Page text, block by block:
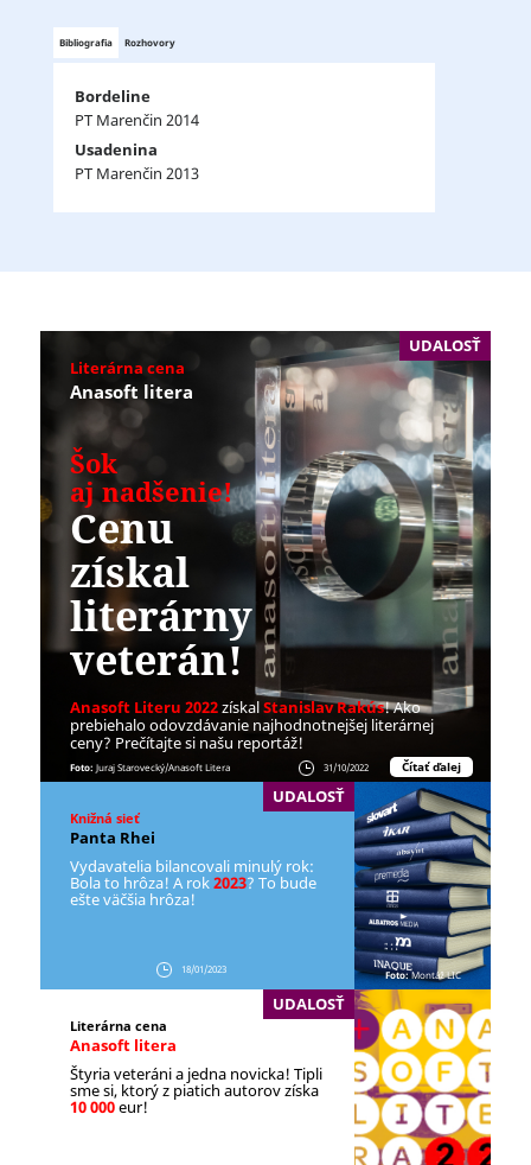
Bibliografia Rozhovory
Bordeline
PT Marenčin 2014
Usadenina
PT Marenčin 2013
UDALOSŤ
Literárna cena
Anasoft litera
Šok
aj nadšenie!
Cenu
získal
literárny
veterán!
Anasoft Literu 2022získalStanislav Rakús! Ako
prebiehalo odovzdávanie najhodnotnejšej literárnej
ceny? Prečítajte si našu reportáž!
31/10/2022 Čítať ďalej
Foto: Juraj Starovecký/Anasoft Litera
UDALOSŤ
Knižná sieť
Panta Rhei
Vydavatelia bilancovali minulý rok:
Bola to hrôza! A rok2023? To bude
ešte väčšia hrôza!
18/01/2023 Foto:Montáž LIC
UDALOSŤ
Literárna cena
Anasoft litera
Štyria veteráni a jedna novicka! Tipli
sme si, ktorý z piatich autorov získa
10 000eur!